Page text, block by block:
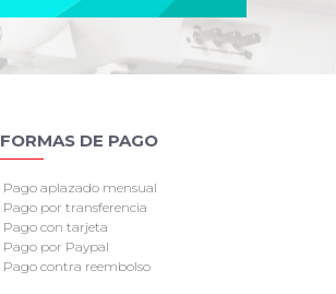
FORMAS DE PAGO
Pago aplazado mensual
Pago por transferencia
Pago con tarjeta
Pago por Paypal
Pago contra reembolso